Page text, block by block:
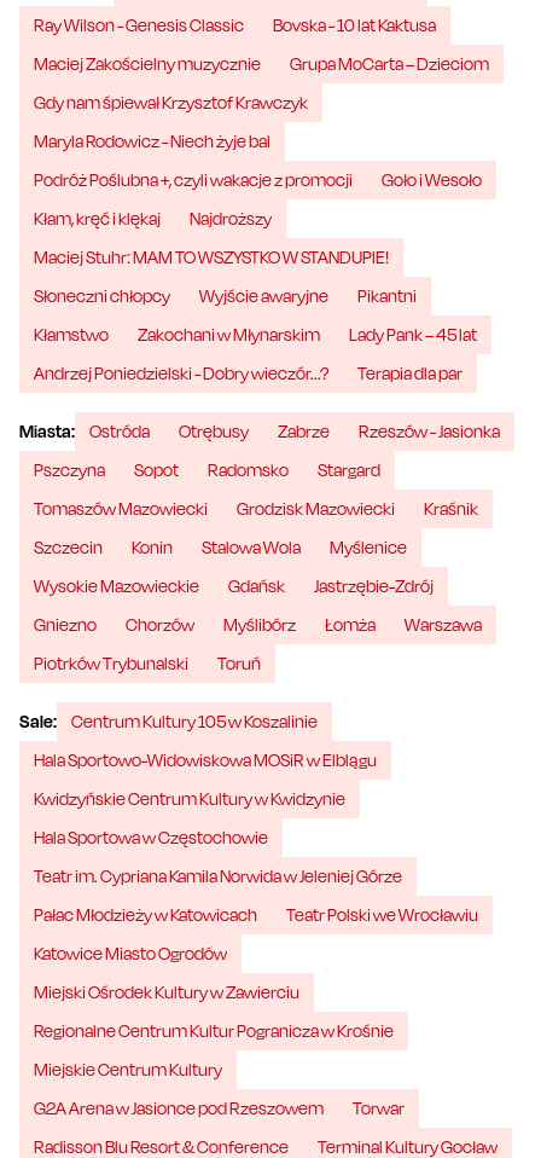
Ray Wilson - Genesis Classic
Bovska - 10 lat Kaktusa
Maciej Zakościelny muzycznie
Grupa MoCarta – Dzieciom
Gdy nam śpiewał Krzysztof Krawczyk
Maryla Rodowicz - Niech żyje bal
Podróż Poślubna +, czyli wakacje z promocji
Goło i Wesoło
Kłam, kręć i klękaj
Najdroższy
Maciej Stuhr: MAM TO WSZYSTKO W STANDUPIE!
Słoneczni chłopcy
Wyjście awaryjne
Pikantni
Kłamstwo
Zakochani w Młynarskim
Lady Pank – 45 lat
Andrzej Poniedzielski - Dobry wieczór...?
Terapia dla par
Miasta: Ostróda Otrębusy Zabrze
Rzeszów - Jasionka
Pszczyna
Sopot Radomsko
Stargard
Tomaszów Mazowiecki
Grodzisk Mazowiecki
Kraśnik
Szczecin
Konin Stalowa Wola
Myślenice
Wysokie Mazowieckie
Gdańsk
Jastrzębie-Zdrój
Gniezno
Chorzów Myślibórz Łomża
Warszawa
Piotrków Trybunalski
Toruń
Sale:
Centrum Kultury 105 w Koszalinie
Hala Sportowo-Widowiskowa MOSiR w Elblągu
Kwidzyńskie Centrum Kultury w Kwidzynie
Hala Sportowa w Częstochowie
Teatr im. Cypriana Kamila Norwida w Jeleniej Górze
Pałac Młodzieży w Katowicach
Teatr Polski we Wrocławiu
Katowice Miasto Ogrodów
Miejski Ośrodek Kultury w Zawierciu
Regionalne Centrum Kultur Pogranicza w Krośnie
Miejskie Centrum Kultury
G2A Arena w Jasionce pod Rzeszowem
Torwar
Radisson Blu Resort & Conference
Terminal Kultury Gocław